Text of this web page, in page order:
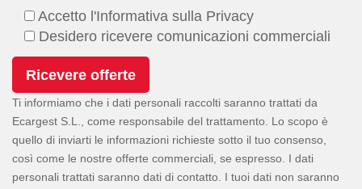
Accetto l'Informativa sulla Privacy
Desidero ricevere comunicazioni commerciali
Ti informiamo che i dati personali raccolti saranno trattati da
Ecargest S.L., come responsabile del trattamento. Lo scopo è
quello di inviarti le informazioni richieste sotto il tuo consenso,
così come le nostre offerte commerciali, se espresso. I dati
personali trattati saranno dati di contatto. I tuoi dati non saranno